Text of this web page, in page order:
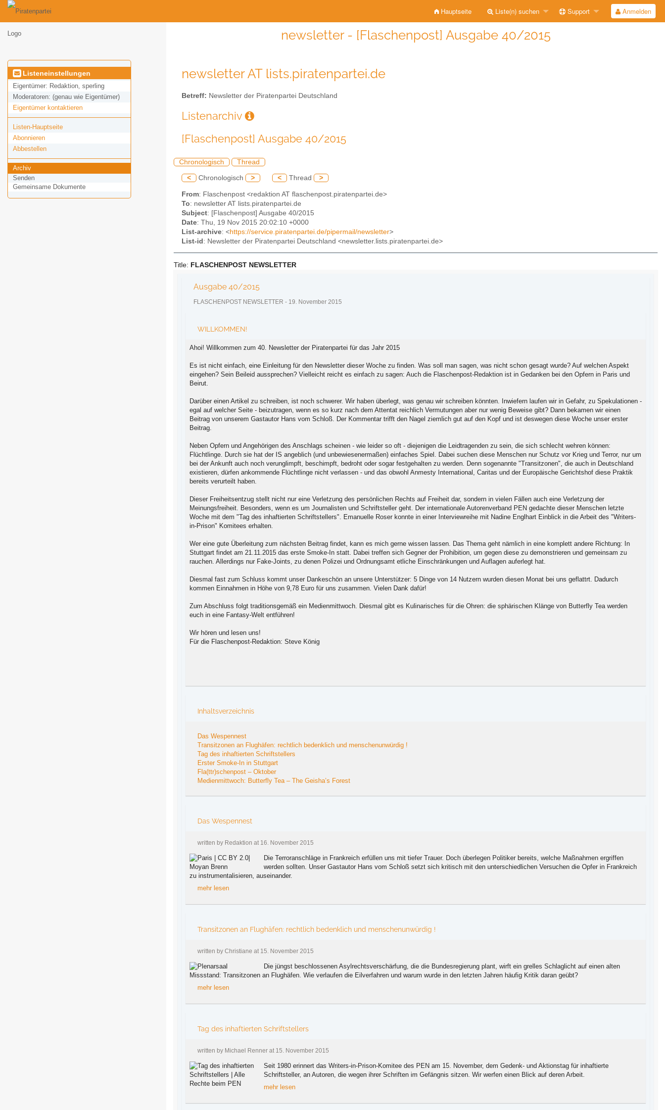
Hauptseite Liste(n) suchen Support Anmelden
newsletter - [Flaschenpost] Ausgabe 40/2015
Listeneinstellungen
Eigentümer: Redaktion, sperling
Moderatoren: (genau wie Eigentümer)
Eigentümer kontaktieren
Listen-Hauptseite
Abonnieren
Abbestellen
Archiv
Senden
Gemeinsame Dokumente
newsletter AT lists.piratenpartei.de
Betreff: Newsletter der Piratenpartei Deutschland
Listenarchiv
[Flaschenpost] Ausgabe 40/2015
Chronologisch Thread
< Chronologisch > < Thread >
From: Flaschenpost <redaktion AT flaschenpost.piratenpartei.de>
To: newsletter AT lists.piratenpartei.de
Subject: [Flaschenpost] Ausgabe 40/2015
Date: Thu, 19 Nov 2015 20:02:10 +0000
List-archive: <https://service.piratenpartei.de/pipermail/newsletter>
List-id : Newsletter der Piratenpartei Deutschland <newsletter.lists.piratenpartei.de>
Title: FLASCHENPOST NEWSLETTER
Ausgabe 40/2015
FLASCHENPOST NEWSLETTER - 19. November 2015
WILLKOMMEN!
Ahoi! Willkommen zum 40. Newsletter der Piratenpartei für das Jahr 2015
Es ist nicht einfach, eine Einleitung für den Newsletter dieser Woche zu finden. Was soll man sagen, was nicht schon gesagt wurde? Auf welchen Aspekt
eingehen? Sein Beileid aussprechen? Vielleicht reicht es einfach zu sagen: Auch die Flaschenpost-Redaktion ist in Gedanken bei den Opfern in Paris und
Beirut.
Darüber einen Artikel zu schreiben, ist noch schwerer. Wir haben überlegt, was genau wir schreiben könnten. Inwiefern laufen wir in Gefahr, zu Spekulationen -
egal auf welcher Seite - beizutragen, wenn es so kurz nach dem Attentat reichlich Vermutungen aber nur wenig Beweise gibt? Dann bekamen wir einen
Beitrag von unserem Gastautor Hans vom Schloß. Der Kommentar trifft den Nagel ziemlich gut auf den Kopf und ist deswegen diese Woche unser erster
Beitrag.
Neben Opfern und Angehörigen des Anschlags scheinen - wie leider so oft - diejenigen die Leidtragenden zu sein, die sich schlecht wehren können:
Flüchtlinge. Durch sie hat der IS angeblich (und unbewiesenermaßen) einfaches Spiel. Dabei suchen diese Menschen nur Schutz vor Krieg und Terror, nur um
bei der Ankunft auch noch verunglimpft, beschimpft, bedroht oder sogar festgehalten zu werden. Denn sogenannte "Transitzonen", die auch in Deutschland
existieren, dürfen ankommende Flüchtlinge nicht verlassen - und das obwohl Anmesty International, Caritas und der Europäische Gerichtshof diese Praktik
bereits verurteilt haben.
Dieser Freiheitsentzug stellt nicht nur eine Verletzung des persönlichen Rechts auf Freiheit dar, sondern in vielen Fällen auch eine Verletzung der
Meinungsfreiheit. Besonders, wenn es um Journalisten und Schriftsteller geht. Der internationale Autorenverband PEN gedachte dieser Menschen letzte
Woche mit dem "Tag des inhaftierten Schriftstellers". Emanuelle Roser konnte in einer Interviewreihe mit Nadine Englhart Einblick in die Arbeit des "Writers-
in-Prison" Komitees erhalten.
Wer eine gute Überleitung zum nächsten Beitrag findet, kann es mich gerne wissen lassen. Das Thema geht nämlich in eine komplett andere Richtung: In
Stuttgart findet am 21.11.2015 das erste Smoke-In statt. Dabei treffen sich Gegner der Prohibition, um gegen diese zu demonstrieren und gemeinsam zu
rauchen. Allerdings nur Fake-Joints, zu denen Polizei und Ordnungsamt etliche Einschränkungen und Auflagen auferlegt hat.
Diesmal fast zum Schluss kommt unser Dankeschön an unsere Unterstützer: 5 Dinge von 14 Nutzern wurden diesen Monat bei uns geflattrt. Dadurch
kommen Einnahmen in Höhe von 9,78 Euro für uns zusammen. Vielen Dank dafür!
Zum Abschluss folgt traditionsgemäß ein Medienmittwoch. Diesmal gibt es Kulinarisches für die Ohren: die sphärischen Klänge von Butterfly Tea werden
euch in eine Fantasy-Welt entführen!
Wir hören und lesen uns!
Für die Flaschenpost-Redaktion: Steve König
Inhaltsverzeichnis
Das Wespennest
Transitzonen an Flughäfen: rechtlich bedenklich und menschenunwürdig !
Tag des inhaftierten Schriftstellers
Erster Smoke-In in Stuttgart
Fla(ttr)schenpost – Oktober
Medienmittwoch: Butterfly Tea – The Geisha’s Forest
Das Wespennest
written by Redaktion at 16. November 2015
Die Terroranschläge in Frankreich erfüllen uns mit tiefer Trauer. Doch überlegen Politiker bereits, welche Maßnahmen ergriffen
werden sollten. Unser Gastautor Hans vom Schloß setzt sich kritisch mit den unterschiedlichen Versuchen die Opfer in Frankreich
zu instrumentalisieren, auseinander.
mehr lesen
Transitzonen an Flughäfen: rechtlich bedenklich und menschenunwürdig !
written by Christiane at 15. November 2015
Die jüngst beschlossenen Asylrechtsverschärfung, die die Bundesregierung plant, wirft ein grelles Schlaglicht auf einen alten
Missstand: Transitzonen an Flughäfen. Wie verlaufen die Eilverfahren und warum wurde in den letzten Jahren häufig Kritik daran geübt?
mehr lesen
Tag des inhaftierten Schriftstellers
written by Michael Renner at 15. November 2015
Seit 1980 erinnert das Writers-in-Prison-Komitee des PEN am 15. November, dem Gedenk- und Aktionstag für inhaftierte
Schriftsteller, an Autoren, die wegen ihrer Schriften im Gefängnis sitzen. Wir werfen einen Blick auf deren Arbeit.
mehr lesen